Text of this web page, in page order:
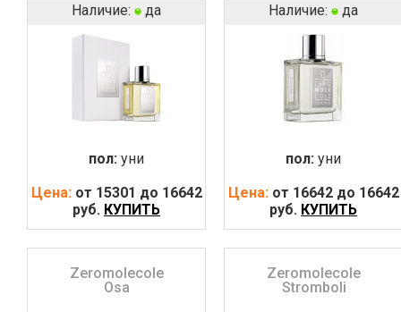
Наличие: да
пол: уни
Цена: от 15301 до 16642
руб. КУПИТЬ
Наличие: да
пол: уни
Цена: от 16642 до 16642
руб. КУПИТЬ
Zeromolecole
Osa
Zeromolecole
Stromboli